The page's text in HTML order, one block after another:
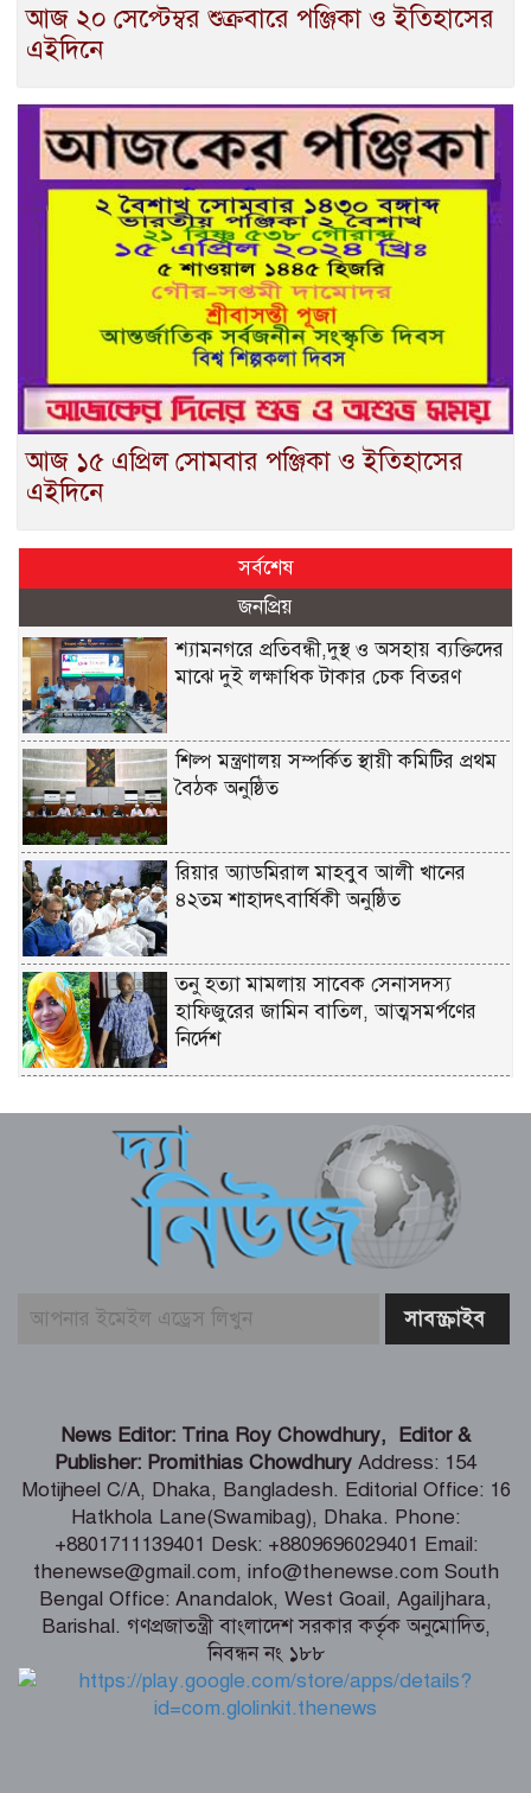
আজ ২০ সেপ্টেম্বর শুক্রবারে পঞ্জিকা ও ইতিহাসের
এইদিনে
আজ ১৫ এপ্রিল সোমবার পঞ্জিকা ও ইতিহাসের
এইদিনে
সর্বশেষ
জনপ্রিয়
শ্যামনগরে প্রতিবন্ধী,দুস্থ ও অসহায় ব্যক্তিদের
মাঝে দুই লক্ষাধিক টাকার চেক বিতরণ
শিল্প মন্ত্রণালয় সম্পর্কিত স্থায়ী কমিটির প্রথম
বৈঠক অনুষ্ঠিত
রিয়ার অ্যাডমিরাল মাহবুব আলী খানের
৪২তম শাহাদৎবার্ষিকী অনুষ্ঠিত
তনু হত্যা মামলায় সাবেক সেনাসদস্য
হাফিজুরের জামিন বাতিল, আত্মসমর্পণের
নির্দেশ
যুবকের মৃত্যু
পাইকগাছায় ছাত্র ও দরিদ্র মানুষের মাঝে
সাইকেল, সেলাই মেশিন ও ভ্যান বিতরণ
মার্কিন প্রশান্ত মহাসাগরীয় নৌবহর
কমান্ডারের বাংলাদেশ সফর শেষ
ভারতীয় হাইক‌মিশনা‌রের স‌ঙ্গে আইএবিডির
প্রতি‌নি‌ধিদ‌লের সাক্ষাৎ
গ্যাস-বিদ্যুৎ সংকটের জবাব চেয়ে
প্রধানমন্ত্রীর কাছে স্মারকলিপি ১১ দলের
পররাষ্ট্রমন্ত্রীর কা‌ছে ইউএনডিপির আবাসিক
প্রতিনিধির পরিচয়পত্র পেশ
News Editor: Trina Roy Chowdhury, Editor &
Publisher: Promithias Chowdhury Address: 154
Motijheel C/A, Dhaka, Bangladesh. Editorial Office: 16
Hatkhola Lane(Swamibag), Dhaka. Phone:
+8801711139401 Desk: +8809696029401 Email:
thenewse@gmail.com, info@thenewse.com South
Bengal Office: Anandalok, West Goail, Agailjhara,
Barishal. গণপ্রজাতন্ত্রী বাংলাদেশ সরকার কর্তৃক অনুমোদিত,
নিবন্ধন নং ১৮৮